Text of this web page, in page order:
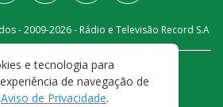
- 2009-2026- Rádio e Televisão Record S.A
FALE CONOSCO
PRIVACIDADE
E CONDIÇÕES DE USO
e tecnologia para
de navegação de
Aviso de Privacidade.